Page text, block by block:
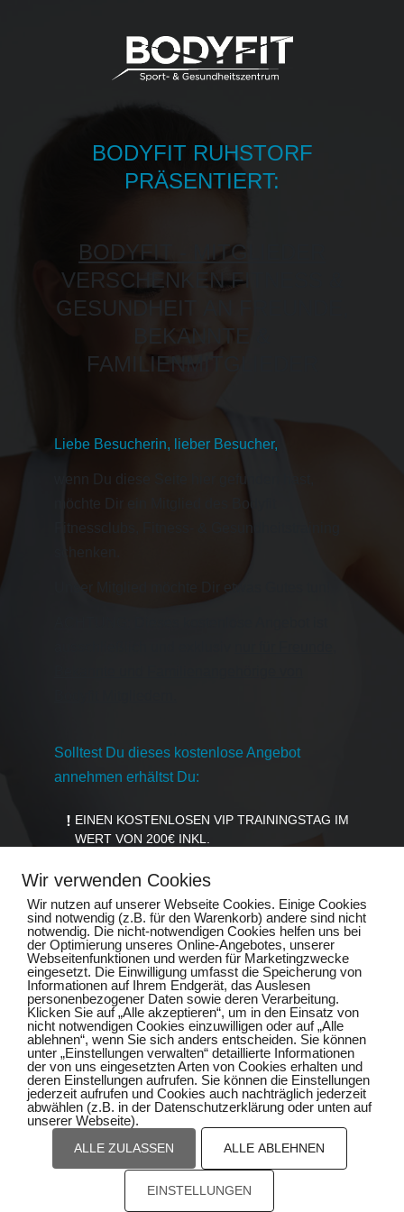
BODYFIT RUHSTORF
PRÄSENTIERT:
BODYFIT - MITGLIEDER
VERSCHENKEN FITNESS &
GESUNDHEIT AN FREUNDE,
BEKANNTE &
FAMILIENMITGLIEDER
Liebe Besucherin, lieber Besucher,
wenn Du diese Seite hier gefunden hast,
möchte Dir ein Mitglied des Bodyfit
Fitnessclubs, Fitness- & Gesundheitstraining
Solltest Du dieses kostenlose Angebot
annehmen erhältst Du:
EINEN KOSTENLOSEN VIP TRAININGSTAG IM
WERT VON 200€ INKL.
EINEM PERSONALTRAINING MIT UNSEREM
EINER KÖRPERANALYSE
EINER AUSFÜHRLICHE GERÄTEEINWEISUNG
EINEN INDIVIDUELLEN TRAININGSPLAN
HIER KLICKEN & GESCHENK
KOSTENLOS SICHERN
Impressum
Wir verwenden Cookies
Wir nutzen auf unserer Webseite Cookies. Einige Cookies
sind notwendig (z.B. für den Warenkorb) andere sind nicht
notwendig. Die nicht-notwendigen Cookies helfen uns bei
der Optimierung unseres Online-Angebotes, unserer
Webseitenfunktionen und werden für Marketingzwecke
eingesetzt. Die Einwilligung umfasst die Speicherung von
Informationen auf Ihrem Endgerät, das Auslesen
personenbezogener Daten sowie deren Verarbeitung.
Klicken Sie auf „Alle akzeptieren“, um in den Einsatz von
nicht notwendigen Cookies einzuwilligen oder auf „Alle
ablehnen“, wenn Sie sich anders entscheiden. Sie können
unter „Einstellungen verwalten“ detaillierte Informationen
der von uns eingesetzten Arten von Cookies erhalten und
deren Einstellungen aufrufen. Sie können die Einstellungen
jederzeit aufrufen und Cookies auch nachträglich jederzeit
abwählen (z.B. in der Datenschutzerklärung oder unten auf
unserer Webseite).
ALLE ZULASSEN ALLE ABLEHNEN
EINSTELLUNGEN